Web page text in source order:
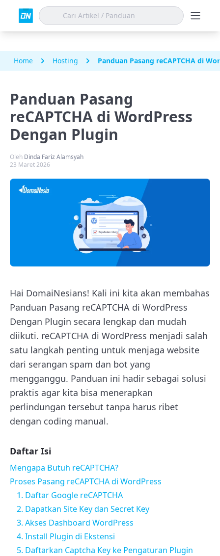
Home Hosting Panduan Pasang reCAPTCHA di
Panduan Pasang
reCAPTCHA di WordPress
Dengan Plugin
Oleh Dinda Fariz Alamsyah
23 Maret 2026
Hai DomaiNesians! Kali ini kita akan membahas
Panduan Pasang reCAPTCHA di WordPress
Dengan Plugin secara lengkap dan mudah
diikuti. reCAPTCHA di WordPress menjadi salah
satu langkah penting untuk menjaga website
dari serangan spam dan bot yang
mengganggu. Panduan ini hadir sebagai solusi
praktis agar kita bisa menerapkan
perlindungan tersebut tanpa harus ribet
dengan coding manual.
Daftar Isi
Mengapa Butuh reCAPTCHA?
Proses Pasang reCAPTCHA di WordPress
1. Daftar Google reCAPTCHA
2. Dapatkan Site Key dan Secret Key
3. Akses Dashboard WordPress
4. Install Plugin di Ekstensi
5. Daftarkan Captcha Key ke Pengaturan Plugin